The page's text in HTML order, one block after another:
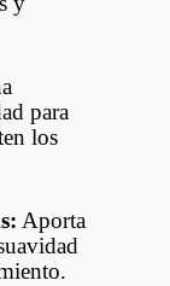
para
los
Aporta